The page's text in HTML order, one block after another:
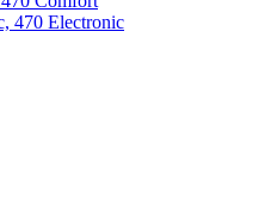
470 Electronic